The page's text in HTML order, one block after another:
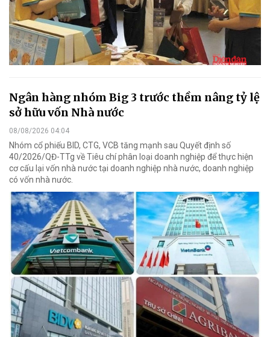
Ngân hàng nhóm Big 3 trước thềm nâng tỷ lệ
sở hữu vốn Nhà nước
08/08/2026 04:04
Nhóm cổ phiếu BID, CTG, VCB tăng mạnh sau Quyết định số
40/2026/QĐ-TTg về Tiêu chí phân loại doanh nghiệp để thực hiện
cơ cấu lại vốn nhà nước tại doanh nghiệp nhà nước, doanh nghiệp
có vốn nhà nước.